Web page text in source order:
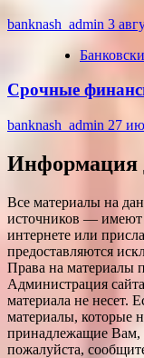
banknash_admin 3
Срочные
banknash_admin 27
Информация
Все материалы на
источников — имеют
интернете или
предоставляются
Права на материалы
Администрация
материала не несет.
материалы, которые
принадлежащие Вам,
пожалуйста,